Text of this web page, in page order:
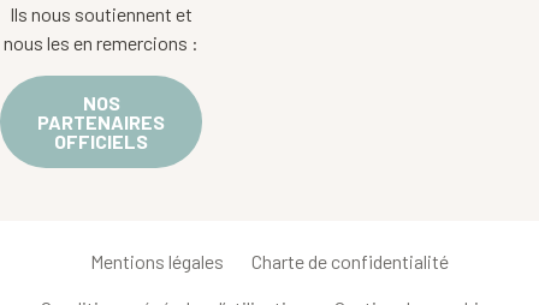
Ils nous soutiennent et
nous les en remercions :
NOS
PARTENAIRES
OFFICIELS
Mentions légales Charte de confidentialité